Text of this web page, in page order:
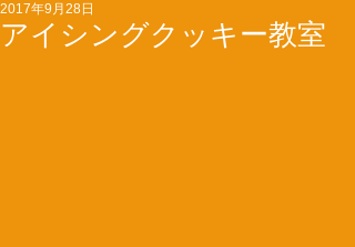
アイシングクッキー教室
2017年9月28日